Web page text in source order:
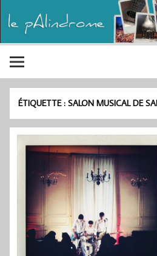
ÉTIQUETTE :SALON MUSICAL DE